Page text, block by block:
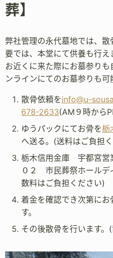
葬】
弊社管理の永代墓地では、
要では、本堂にて供養も行
お近くに来た際にお墓参り
ンラインにてのお墓参りも可
散骨依頼をinfo@u-
678-2633(AM９時から
ゆうパックにてお骨を栃
へ送る。(送料はご負担
栃木信用金庫 宇都宮
０２ 市民葬祭ホールデ
数料はご負担ください)
着金を確認でき次第に
す。
その後散骨を行います